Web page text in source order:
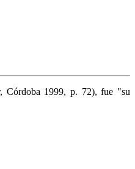
Córdoba 1999, p. 72), fue "su